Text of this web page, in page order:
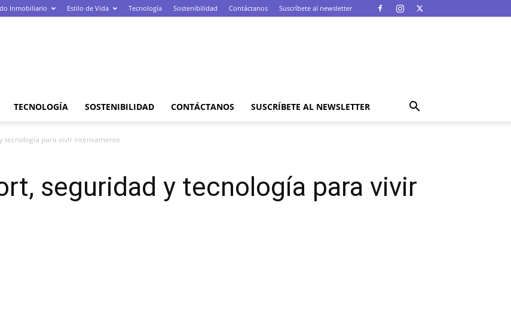
Inmobiliario Estilo de Vida Tecnología Sostenibilidad Contáctanos Suscríbete al newsletter
TECNOLOGÍA SOSTENIBILIDAD CONTÁCTANOS SUSCRÍBETE AL NEWSLETTER
tecnología para vivir intensamente
seguridad y tecnología para vivir